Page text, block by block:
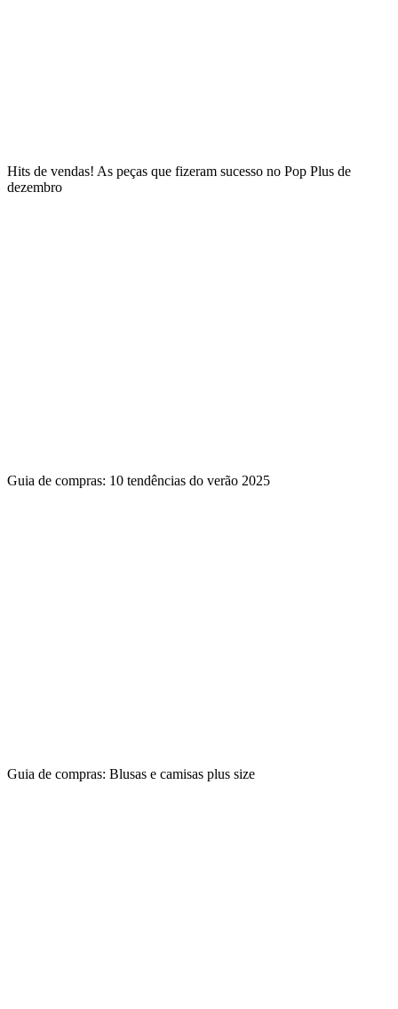
Hits de vendas! As peças que fizeram sucesso no Pop Plus de
dezembro
Guia de compras: 10 tendências do verão 2025
Guia de compras: Blusas e camisas plus size